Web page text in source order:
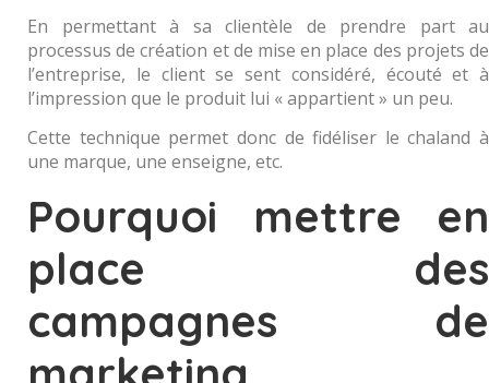
En permettant à sa clientèle de prendre part au
processus de création et de mise en place des projets de
l’entreprise, le client se sent considéré, écouté et à
l’impression que le produit lui « appartient » un peu.
Cette technique permet donc de fidéliser le chaland à
une marque, une enseigne, etc.
Pourquoi mettre en
place des
campagnes de